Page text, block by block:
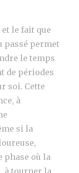
le fait que
passé permet
le temps
de périodes
soi. Cette
à
si la
phase où la
à tourner la